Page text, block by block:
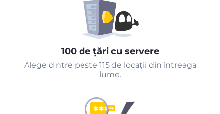
100 de țări cu servere
Alege dintre peste 115 de locații din întreaga
lume.